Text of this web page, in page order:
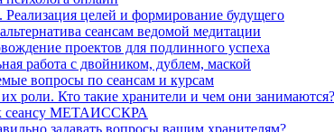
Реализация целей и формирование будущего
сеансам ведомой медитации
проектов для подлинного успеха
работа с двойником, дублем, маской
вопросы по сеансам и курсам
роли. Кто такие хранители и чем они занимаются?
сеансу МЕТАИССКРА
задавать вопросы вашим хранителям?